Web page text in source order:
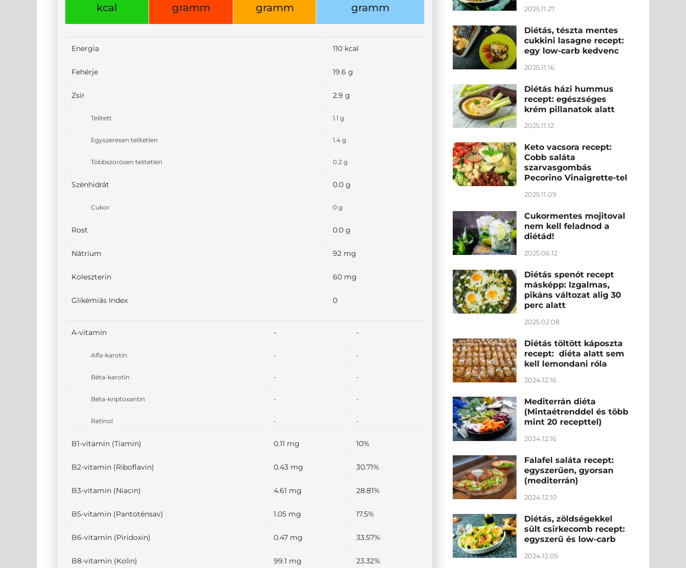
kcal gramm gramm gramm
Energia 110 kcal
Fehérje 19.6 g
Zsír 2.9 g
Telített 1.1 g
Egyszeresen telítetlen 1.4 g
Többszörösen telítetlen 0.2 g
Szénhidrát 0.0 g
Cukor 0 g
Rost 0.0 g
Nátrium 92 mg
Koleszterin 60 mg
Glikémiás Index 0
A-vitamin - -
Alfa-karotin - -
Béta-karotin - -
Béta-kriptoxantin - -
Retinol - -
B1-vitamin (Tiamin) 0.11 mg 10%
B2-vitamin (Riboflavin) 0.43 mg 30.71%
B3-vitamin (Niacin) 4.61 mg 28.81%
B5-vitamin (Pantoténsav) 1.05 mg 17.5%
B6-vitamin (Piridoxin) 0.47 mg 33.57%
B8-vitamin (Kolin) 99.1 mg 23.32%
2025.11.27
Diétás, tészta mentes
cukkini lasagne recept:
egy low-carb kedvenc
2025.11.16
Diétás házi hummus
recept: egészséges
krém pillanatok alatt
2025.11.12
Keto vacsora recept:
Cobb saláta
szarvasgombás
Pecorino Vinaigrette-tel
2025.11.09
Cukormentes mojitoval
nem kell feladnod a
diétád!
2025.06.12
Diétás spenót recept
másképp: Izgalmas,
pikáns változat alig 30
perc alatt
2025.02.08
Diétás töltött káposzta
recept: diéta alatt sem
kell lemondani róla
2024.12.16
Mediterrán diéta
(Mintaétrenddel és több
mint 20 recepttel)
2024.12.16
Falafel saláta recept:
egyszerűen, gyorsan
(mediterrán)
2024.12.10
Diétás, zöldségekkel
sült csirkecomb recept:
egyszerű és low-carb
2024.12.05